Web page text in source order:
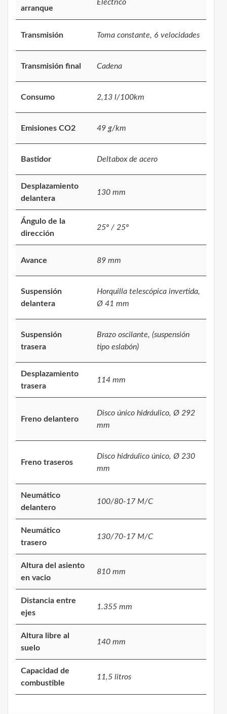
arranque
Eléctrico
Transmisión Toma constante, 6 velocidades
Transmisión final Cadena
Consumo 2,13 l/100km
Emisiones CO2 49 g/km
Bastidor Deltabox de acero
Desplazamiento
delantera
130 mm
Ángulo de la
dirección
25º / 25º
Avance 89 mm
Suspensión
delantera
Horquilla telescópica invertida,
Ø 41 mm
Suspensión
trasera
Brazo oscilante, (suspensión
tipo eslabón)
Desplazamiento
trasera
114 mm
Freno delantero
Disco único hidráulico, Ø 292
mm
Freno traseros
Disco hidráulico único, Ø 230
mm
Neumático
delantero
100/80-17 M/C
Neumático
trasero
130/70-17 M/C
Altura del asiento
en vacio
810 mm
Distancia entre
ejes
1.355 mm
Altura libre al
suelo
140 mm
Capacidad de
combustible
11,5 litros